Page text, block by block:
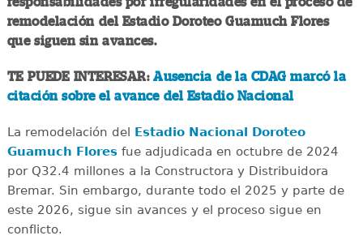
remodelación del Estadio Doroteo Guamuch Flores
que siguen sin avances.
TE PUEDE INTERESAR:Ausencia de la CDAG marcó la
citación sobre el avance del Estadio Nacional
La remodelación del Estadio Nacional Doroteo
Guamuch Floresfue adjudicada en octubre de 2024
por Q32.4 millones a la Constructora y Distribuidora
Bremar. Sin embargo, durante todo el 2025 y parte de
este 2026, sigue sin avances y el proceso sigue en
conflicto.